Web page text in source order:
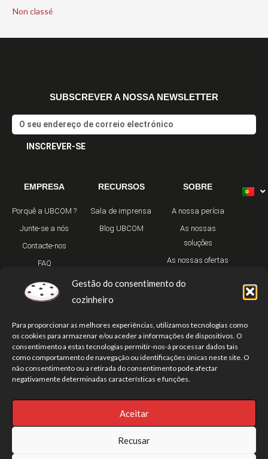
Gestão do consentimento do
cozinheiro
Para proporcionar as melhores experiências, utilizamos tecnologias como
os cookies para armazenar e/ou aceder a informações de dispositivos. O
consentimento a estas tecnologias permitir-nos-á processar dados tais
como comportamento de navegação ou identificações únicas neste site. O
não consentimento ou a retirada do consentimento pode afectar
negativamente determinadas características e funções.
Aceitar
Recusar
Non classé
SUBSCREVER A NOSSA NEWSLETTER
Email
INSCREVER-SE
EMPRESA
Porquê a UBCOM ?
Junte-se a nós
Contacte-nos
FAQ
RECURSOS
Sala de imprensa
Blog UBCOM
SOBRE
A nossa perícia
As nossas
soluções
As nossas ofertas
T
w
i
e
Y
o
u
b
e
I
n
s
g
Aviso Legal